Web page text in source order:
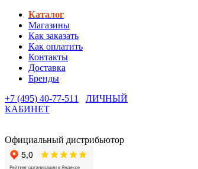
Каталог
Магазины
Как заказать
Как оплатить
Контакты
Доставка
Бренды
+7 (495) 40-77-511
ЛИЧНЫЙ
КАБИНЕТ
Официальный дистрибьютор